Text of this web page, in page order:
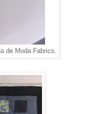
de Moda Fabrics.